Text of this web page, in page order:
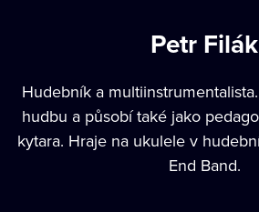
Petr Filák
Hudebník a
hudbu a působí také jako
kytara. Hraje na ukulele v
End Band.